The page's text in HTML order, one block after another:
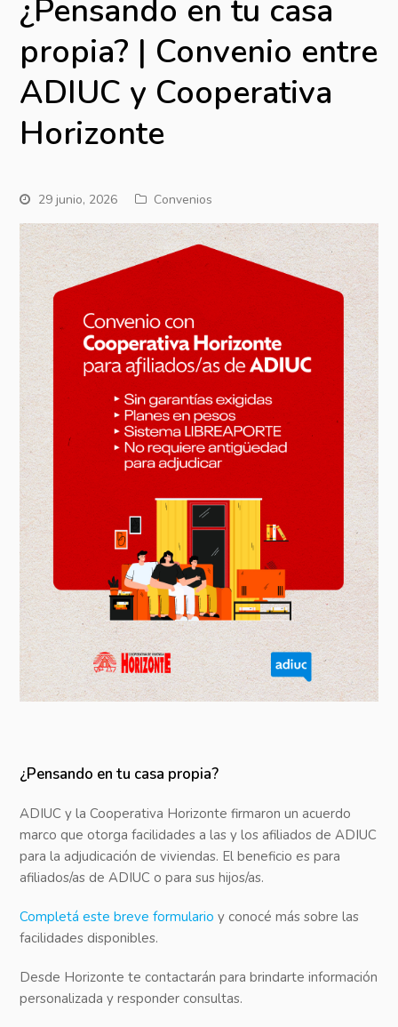
¿Pensando en tu casa
propia? | Convenio entre
ADIUC y Cooperativa
Horizonte
29 junio, 2026 Convenios
¿Pensando en tu casa propia?
ADIUC y la Cooperativa Horizonte firmaron un acuerdo
marco que otorga facilidades a las y los afiliados de ADIUC
para la adjudicación de viviendas. El beneficio es para
afiliados/as de ADIUC o para sus hijos/as.
Completá este breve formulario y conocé más sobre las
facilidades disponibles.
Desde Horizonte te contactarán para brindarte información
personalizada y responder consultas.